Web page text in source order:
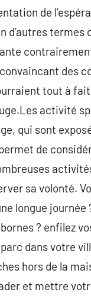
de
termes
des
tout à
activité
qui sont
de
sa volonté.
longue journée
? enfilez
dans votre
hors de la
et mettre